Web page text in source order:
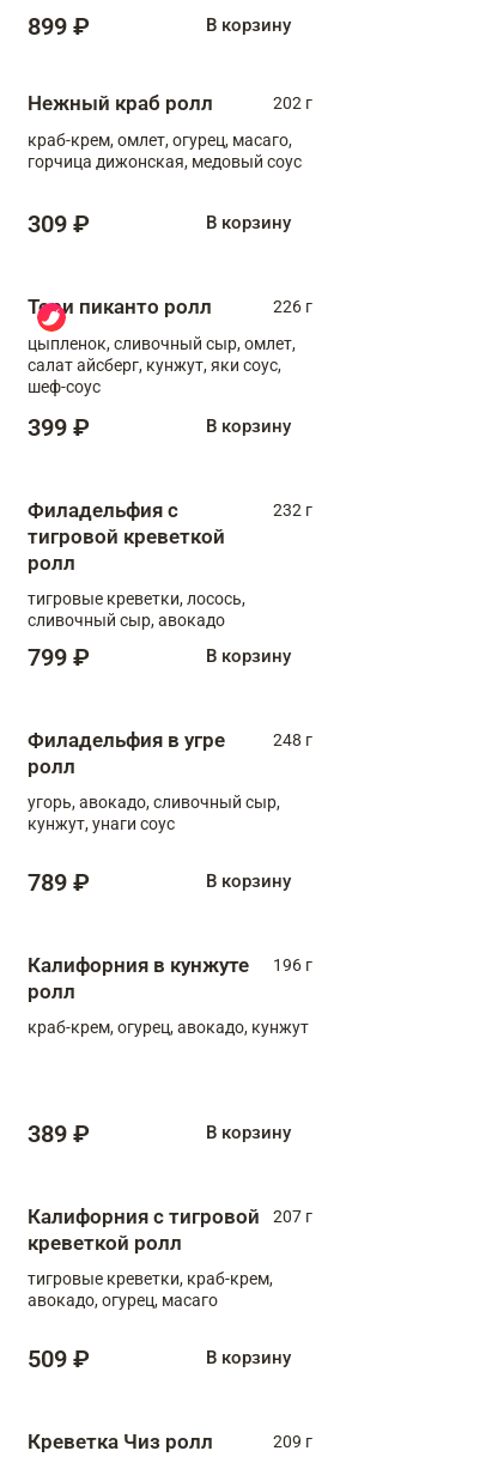
899 ₽ В корзину
Нежный краб ролл
202 г
краб-крем, омлет, огурец, масаго,
горчица дижонская, медовый соус
309 ₽ В корзину
Тори пиканто ролл
226 г
цыпленок, сливочный сыр, омлет,
салат айсберг, кунжут, яки соус,
шеф-соус
399 ₽ В корзину
Филадельфия с
тигровой креветкой
ролл
232 г
тигровые креветки, лосось,
сливочный сыр, авокадо
799 ₽ В корзину
Филадельфия в угре
ролл
248 г
угорь, авокадо, сливочный сыр,
кунжут, унаги соус
789 ₽ В корзину
Калифорния в кунжуте
ролл
196 г
краб-крем, огурец, авокадо, кунжут
389 ₽ В корзину
Калифорния с тигровой
креветкой ролл
207 г
тигровые креветки, краб-крем,
авокадо, огурец, масаго
509 ₽ В корзину
Креветка Чиз ролл 209 г